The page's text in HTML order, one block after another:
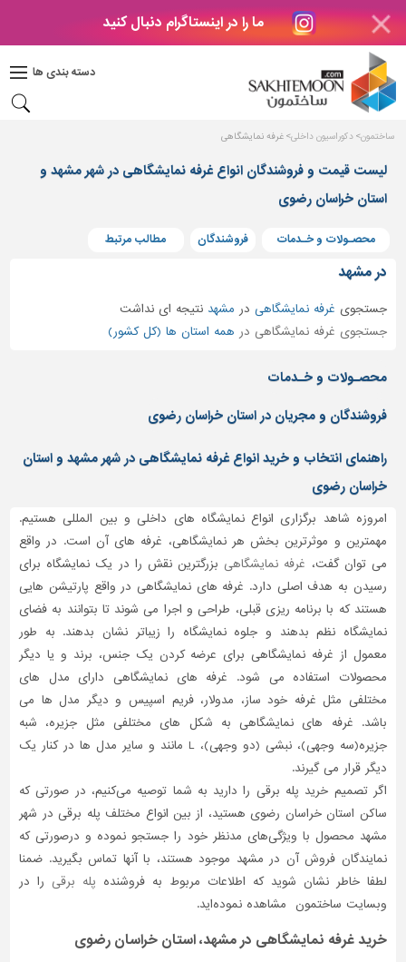
ما را در اینستاگرام دنبال کنید
دسته بندی ها
دکوراسیون
بتن
های
بتنی
درب
پنجره
مصالح
پله،
نرده
حفاظ
دیوارپوش،
سنگ
بهداشتی
ابزار،یراق
و
ماشین
آلات
برقی،روشنایی،ایمنی
محوطه
سازی
و
ساخت
و
ساز
تاسیسات
ساختمان
شهرسازی،
سازه
ساختمون دکوراسیون داخلی غرفه نمایشگاهی
لیست قیمت و فروشندگان انواع غرفه نمایشگاهی در شهر مشهد و
استان خراسان رضوی
محصـولات و خـدمات فروشندگان مطالب مرتبط
در مشهد
جستجوی غرفه نمایشگاهی در مشهد نتیجه ای نداشت
جستجوی غرفه نمایشگاهی در همه استان ها (کل کشور)
محصـولات و خـدمات
فروشندگان و مجریان در استان خراسان رضوی
راهنمای انتخاب و خرید انواع غرفه نمایشگاهی در شهر مشهد و استان
خراسان رضوی
امروزه شاهد برگزاری انواع نمایشگاه های داخلی و بین المللی هستیم.
مهمترین و موثرترین بخش هر نمایشگاهی، غرفه های آن است. در واقع
می توان گفت، غرفه نمایشگاهی بزرگترین نقش را در یک نمایشگاه برای
رسیدن به هدف اصلی دارد. غرفه های نمایشگاهی در واقع پارتیشن هایی
هستند که با برنامه ریزی قبلی، طراحی و اجرا می شوند تا بتوانند به فضای
نمایشگاه نظم بدهند و جلوه نمایشگاه را زیباتر نشان بدهند. به طور
معمول از غرفه نمایشگاهی برای عرضه کردن یک جنس، برند و یا دیگر
محصولات استفاده می شود. غرفه های نمایشگاهی دارای مدل های
مختلفی مثل غرفه خود ساز، مدولار، فریم اسپیس و دیگر مدل ها می
باشد. غرفه های نمایشگاهی به شکل های مختلفی مثل جزیره، شبه
جزیره(سه وجهی)، نبشی (دو وجهی)، L مانند و سایر مدل ها در کنار یک
دیگر قرار می گیرند.
اگر تصمیم خرید پله برقی را دارید به شما توصیه می‌کنیم، در صورتی که
ساکن استان خراسان رضوی هستید، از بین انواع مختلف پله برقی در شهر
مشهد محصول با ویژگی‌های مدنظر خود را جستجو نموده و درصورتی‌ که
نمایندگان فروش آن در مشهد موجود هستند، با آنها تماس بگیرید. ضمنا
لطفا خاطر نشان شوید که اطلاعات مربوط به فروشنده پله برقی را در
وبسایت ساختمون مشاهده نموده‌اید.
خرید غرفه نمایشگاهی در مشهد، استان خراسان رضوی